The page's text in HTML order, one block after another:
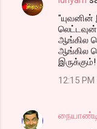
"யுவனின்
ஆங்கில
ஆங்கில
12:15 PM